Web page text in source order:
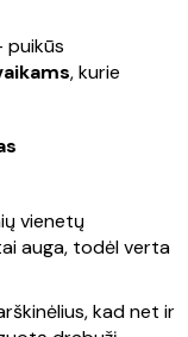
puikūs
, kurie
vienetų
auga, todėl verta
kad net ir